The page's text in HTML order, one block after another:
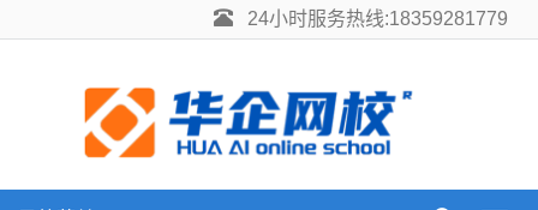
24小时服务热线:18359281779